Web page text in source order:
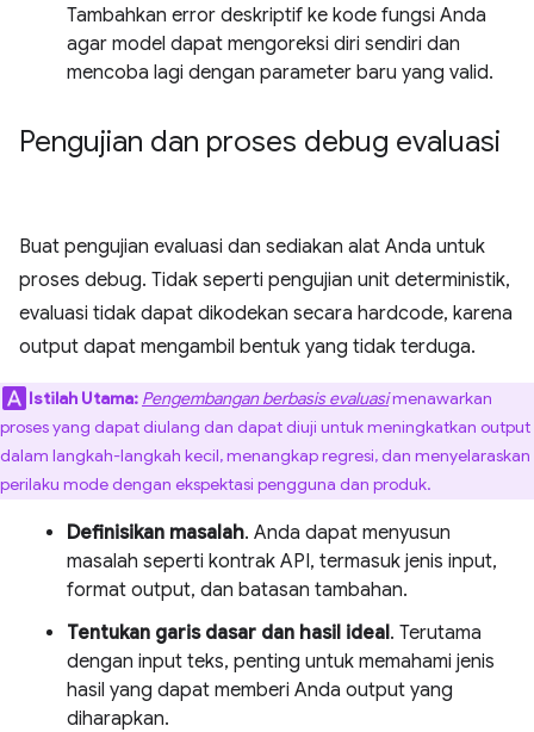
Tambahkan error deskriptif ke kode fungsi Anda
agar model dapat mengoreksi diri sendiri dan
mencoba lagi dengan parameter baru yang valid.
Pengujian dan proses debug evaluasi
Buat pengujian evaluasi dan sediakan alat Anda untuk
proses debug. Tidak seperti pengujian unit deterministik,
evaluasi tidak dapat dikodekan secara hardcode, karena
output dapat mengambil bentuk yang tidak terduga.
Istilah Utama: Pengembangan berbasis evaluasimenawarkan
proses yang dapat diulang dan dapat diuji untuk meningkatkan output
dalam langkah-langkah kecil, menangkap regresi, dan menyelaraskan
perilaku mode dengan ekspektasi pengguna dan produk.
Definisikan masalah. Anda dapat menyusun
masalah seperti kontrak API, termasuk jenis input,
format output, dan batasan tambahan.
Tentukan garis dasar dan hasil ideal. Terutama
dengan input teks, penting untuk memahami jenis
hasil yang dapat memberi Anda output yang
diharapkan.